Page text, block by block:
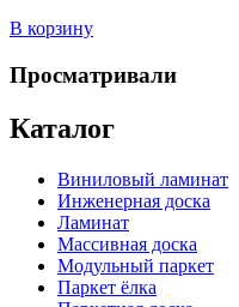
В корзину
Просматривали
Каталог
Виниловый ламинат
Инженерная доска
Ламинат
Массивная доска
Модульный паркет
Паркет ёлка